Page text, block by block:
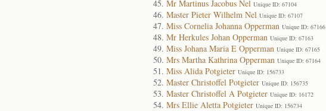
Mr Martinus Jacobus Nel Unique ID: 67104
Master Pieter Wilhelm Nel Unique ID: 67107
Miss Cornelia Johanna Opperman Unique ID: 67166
Mr Herkules Johan Opperman Unique ID: 67163
Miss Johana Maria E Opperman Unique ID: 67165
Mrs Martha Kathrina Opperman Unique ID: 67164
Miss Alida Potgieter Unique ID: 156733
Master Christoffel Potgieter Unique ID: 156735
Master Christoffel A Potgieter Unique ID: 16172
Mrs Ellie Aletta Potgieter Unique ID: 156734